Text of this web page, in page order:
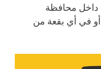
داخل محافظة
في أي بقعة من